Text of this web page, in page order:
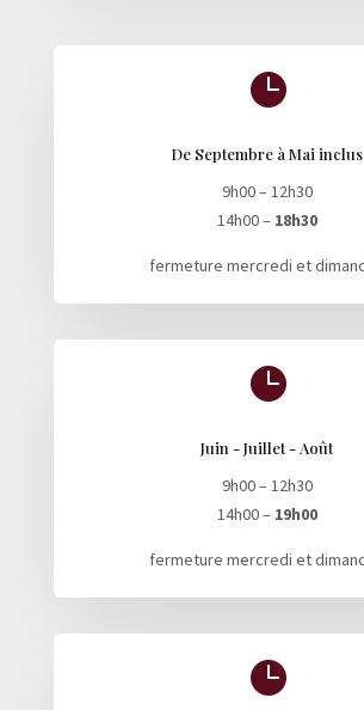

De Septembre à Mai inclus
9h00 – 12h30
14h00 – 18h30
fermeture mercredi et

Juin - Juillet - Août
9h00 – 12h30
14h00 – 19h00
fermeture mercredi et
